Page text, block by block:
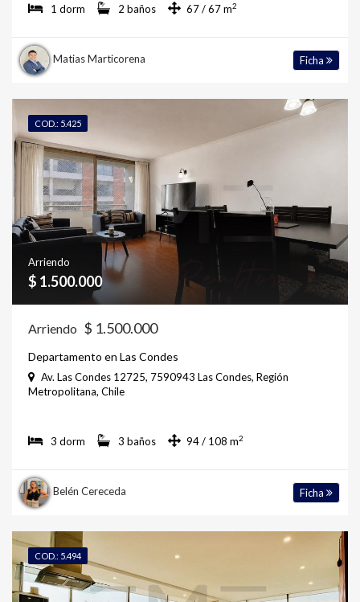
1 dorm 2 baños 67 / 67 m2
Matias Marticorena Ficha
COD.: 5.425
Arriendo
$ 1.500.000
Arriendo $ 1.500.000
Departamento en Las Condes
Av. Las Condes 12725, 7590943 Las Condes, Región
Metropolitana, Chile
3 dorm 3 baños 94 / 108 m2
Belén Cereceda Ficha
COD.: 5.494